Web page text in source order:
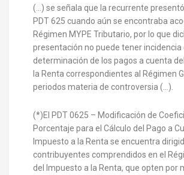
(…) se señala que la recurrente
PDT 625 cuando aún se encontraba
Régimen MYPE Tributario, por lo que
presentación no puede tener incidencia
determinación de los pagos a cuenta
la Renta correspondientes al Régimen
periodos materia de controversia (…).
(*)El PDT 0625 – Modificación de
Porcentaje para el Cálculo del Pago a
Impuesto a la Renta se encuentra
contribuyentes comprendidos en el
del Impuesto a la Renta, que opten por